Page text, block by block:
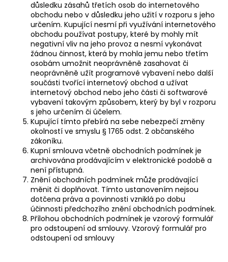
důsledku zásahů třetích osob do internetového
obchodu nebo v důsledku jeho užití v rozporu s jeho
určením. Kupující nesmí při využívání internetového
obchodu používat postupy, které by mohly mít
negativní vliv na jeho provoz a nesmí vykonávat
žádnou činnost, která by mohla jemu nebo třetím
osobám umožnit neoprávněně zasahovat či
neoprávněně užít programové vybavení nebo další
součásti tvořící internetový obchod a užívat
internetový obchod nebo jeho části či softwarové
vybavení takovým způsobem, který by byl v rozporu
s jeho určením či účelem.
Kupující tímto přebírá na sebe nebezpečí změny
okolností ve smyslu § 1765 odst. 2 občanského
zákoníku.
Kupní smlouva včetně obchodních podmínek je
archivována prodávajícím v elektronické podobě a
není přístupná.
Znění obchodních podmínek může prodávající
měnit či doplňovat. Tímto ustanovením nejsou
dotčena práva a povinnosti vzniklá po dobu
účinnosti předchozího znění obchodních podmínek.
Přílohou obchodních podmínek je vzorový formulář
pro odstoupení od smlouvy. Vzorový formulář pro
odstoupení od smlouvy